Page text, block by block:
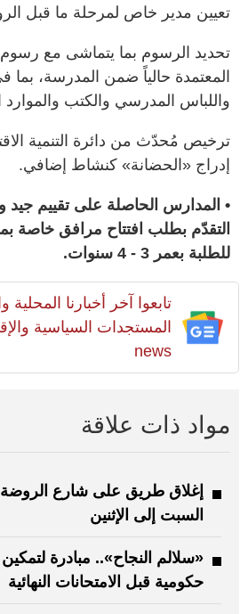
تعيين مدير خاص لمرحلة ما قبل
تحديد الرسوم بما يتماشى مع
المعتمدة حالياً ضمن المدرسة، بما
واللباس المدرسي والكتب والموارد
ترخيص مُحدّث من دائرة التنمية
إدراج «الحضانة» كنشاط إضافي.
• المدارس الحاصلة على تقييم جيد
التقدّم بطلب افتتاح مرافق خاصة
للطلبة بعمر 3 - 4 سنوات.
تابعوا آخر أخبارنا المحلية
news
مواد ذات علاقة
إغلاق طريق على شارع
السبت إلى الإثنين
حكومية قبل الامتحانات النهائية